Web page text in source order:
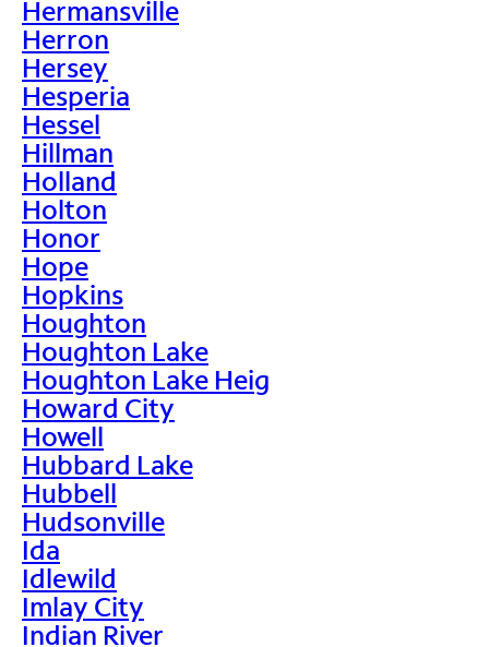
Hermansville
Herron
Hersey
Hesperia
Hessel
Hillman
Holland
Holton
Honor
Hope
Hopkins
Houghton
Houghton Lake
Houghton Lake Heig
Howard City
Howell
Hubbard Lake
Hubbell
Hudsonville
Ida
Idlewild
Imlay City
Indian River